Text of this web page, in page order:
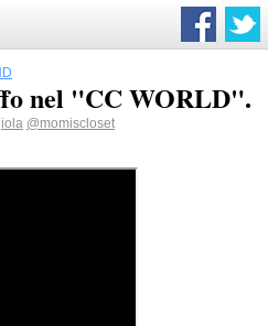
nel "CC WORLD".
@momiscloset